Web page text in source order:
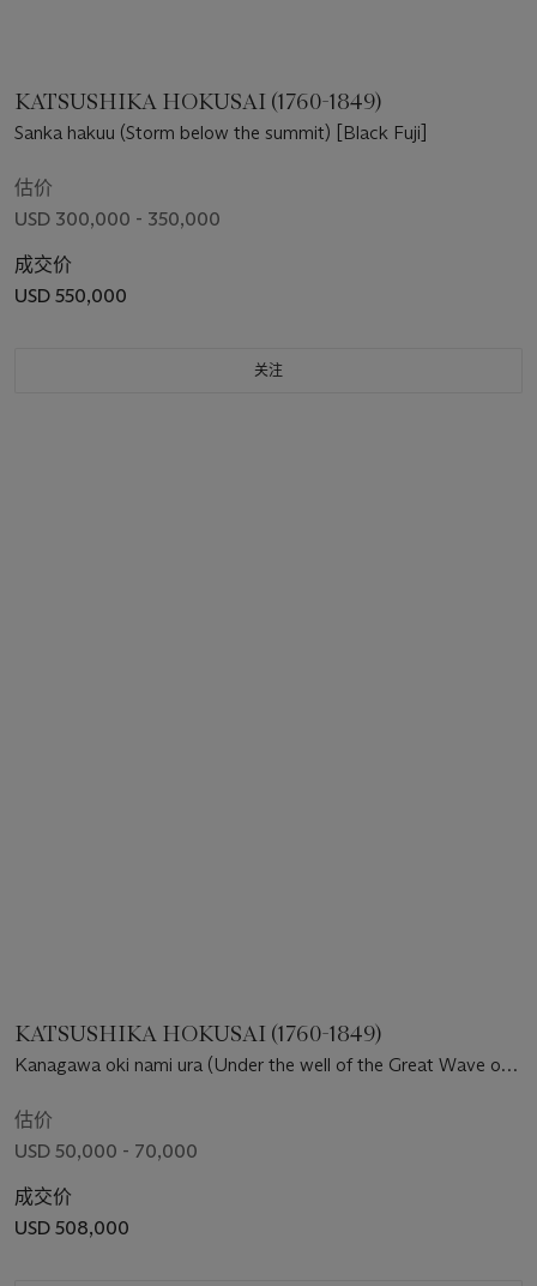
KATSUSHIKA HOKUSAI (1760-1849)
Sanka hakuu (Storm below the summit) [Black Fuji]
估价
USD 300,000 - 350,000
成交价
USD 550,000
关注
KATSUSHIKA HOKUSAI (1760-1849)
Kanagawa oki nami ura (Under the well of the Great Wave off
估价
USD 50,000 - 70,000
成交价
USD 508,000